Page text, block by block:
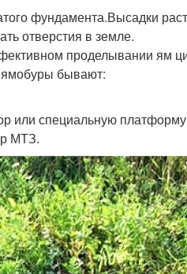
фундамента.Высадки
отверстия в земле.
проделывании ям
ямобуры бывают:
или специальную
МТЗ.